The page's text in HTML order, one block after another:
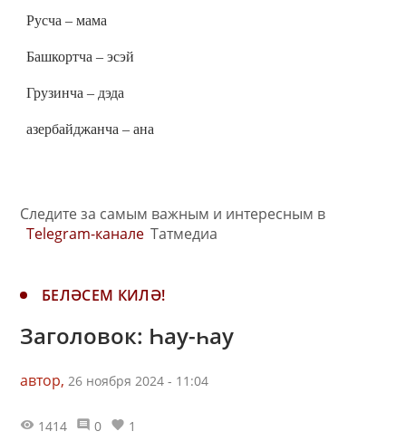
Русча – мама
Башкортча – эсэй
Грузинча – дэда
азербайджанча – ана
Следите за самым важным и интересным в
Telegram-канале Татмедиа
БЕЛӘСЕМ КИЛӘ!
Заголовок: Һау-һау
автор, 26 ноября 2024 - 11:04
1414 0 1